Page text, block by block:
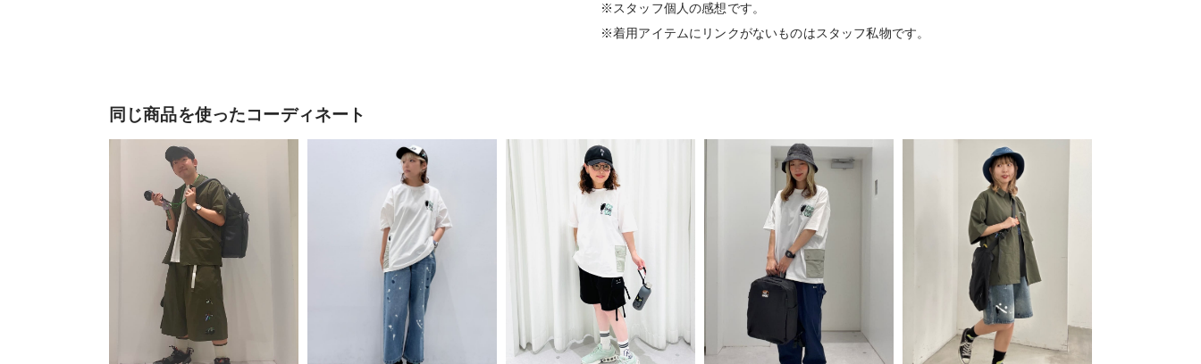
※スタッフ個人の感想です。
※着用アイテムにリンクがないものはスタッフ私物です。
同じ商品を使ったコーディネート